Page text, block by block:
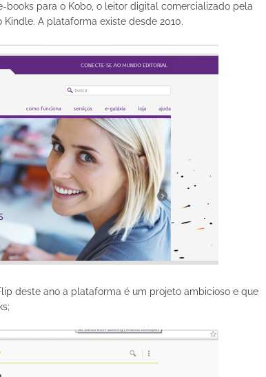
books para o Kobo, o leitor digital comercializado pela
Kindle. A plataforma existe desde 2010.
deste ano a plataforma é um projeto ambicioso e que